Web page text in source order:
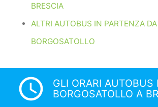
BRESCIA
ALTRI AUTOBUS IN PARTENZA DA
BORGOSATOLLO
access_time
GLI ORARI AUTOBUS
BORGOSATOLLO A